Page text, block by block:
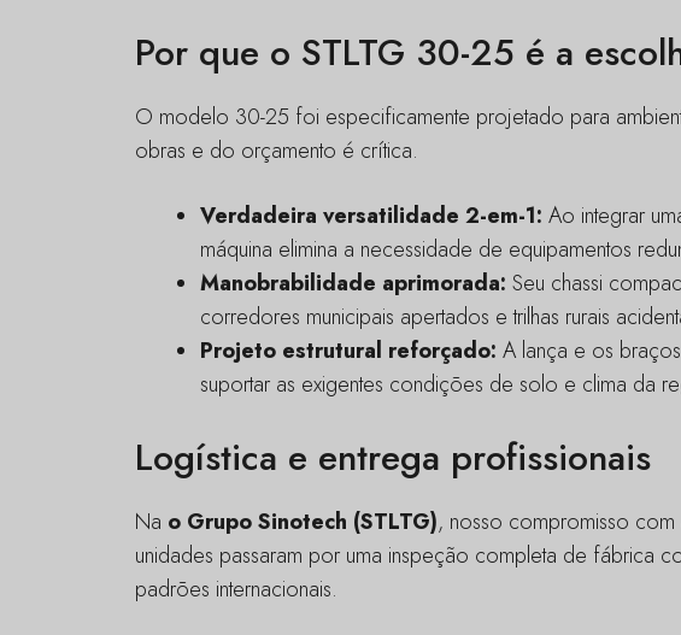
Por que o STLTG 30-25 é a
O modelo 30-25 foi especificamente projetado para
obras e do orçamento é crítica.
Verdadeira versatilidade 2-em-1: Ao integrar
máquina elimina a necessidade de equipamentos
Manobrabilidade aprimorada: Seu chassi
corredores municipais apertados e trilhas rurais
Projeto estrutural reforçado: A lança e os
suportar as exigentes condições de solo e clima da
Logística e entrega profissionais
Na o Grupo Sinotech (STLTG), nosso compromisso
unidades passaram por uma inspeção completa de fábrica
padrões internacionais.